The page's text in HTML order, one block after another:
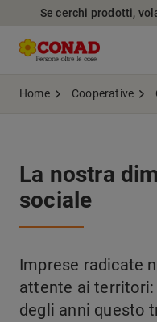
Se cerchi prodotti,
Home Cooperative
La nostra
sociale
Imprese radicate
attente ai territori:
degli anni questo